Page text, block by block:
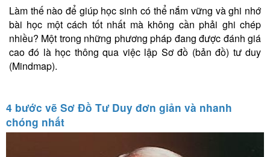
Làm thế nào để giúp học sinh có thể nắm vững và ghi nhớ
bài học một cách tốt nhất mà không cần phải ghi chép
nhiều? Một trong những phương pháp đang được đánh giá
cao đó là học thông qua việc lập Sơ đồ (bản đồ) tư duy
(Mindmap).
4 bước vẽ Sơ Đồ Tư Duy đơn giản và nhanh
chóng nhất